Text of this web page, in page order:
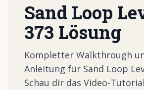
Sand Loop
373 Lösung
Kompletter Walkthrough
Anleitung für Sand Loop
Schau dir das Video-